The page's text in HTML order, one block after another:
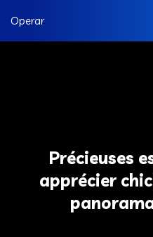
Operar
Précieuses
apprécier